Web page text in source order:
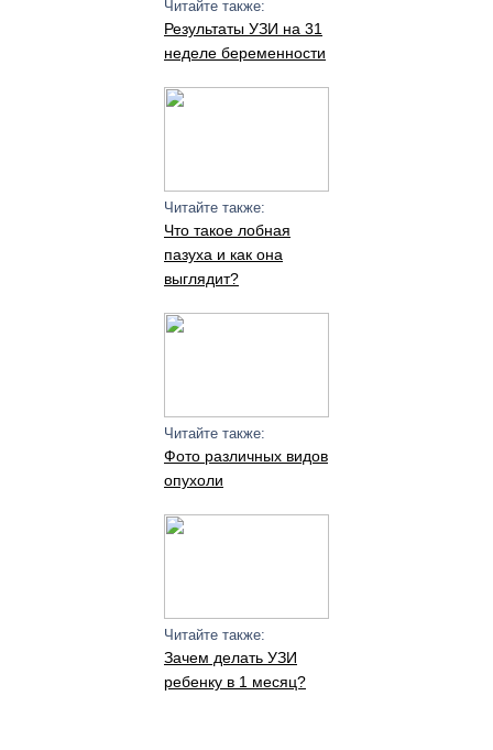
Читайте также:
Результаты УЗИ на 31
неделе беременности
Читайте также:
Что такое лобная
пазуха и как она
выглядит?
Читайте также:
Фото различных видов
опухоли
Читайте также:
Зачем делать УЗИ
ребенку в 1 месяц?